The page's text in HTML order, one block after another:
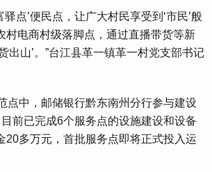
点’便民点，让广大村民享受到‘市民’般
村电商村级落脚点，通过直播带货等新
出山’。”台江县革一镇革一村党支部书记
中，邮储银行黔东南州分行参与建设
前已完成6个服务点的设施建设和设备
20多万元，首批服务点即将正式投入运